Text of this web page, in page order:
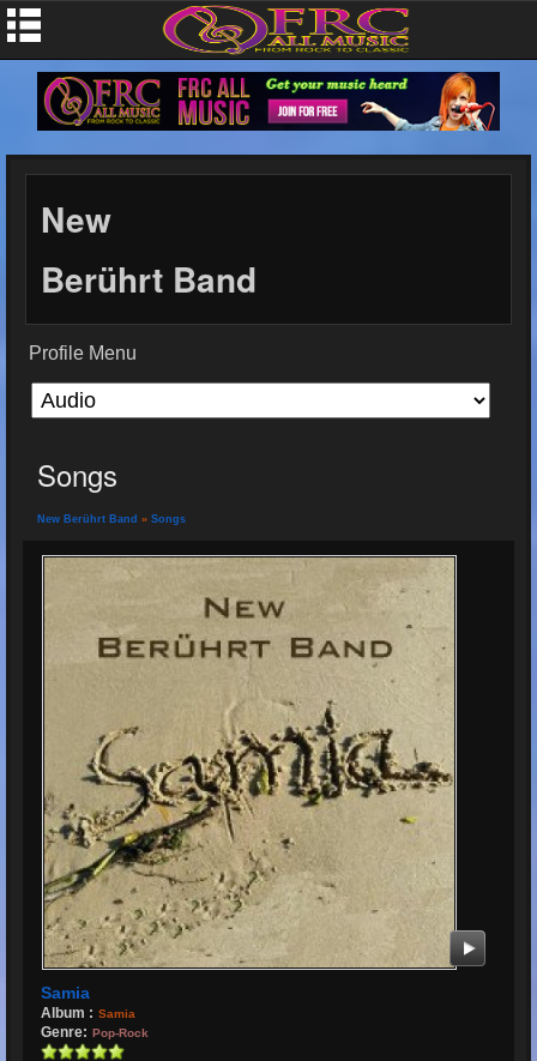
New
Berührt Band
Profile Menu
Songs
New Berührt Band » Songs
Samia
Album : Samia
Genre: Pop-Rock